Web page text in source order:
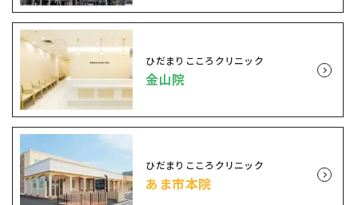
ひだまりこころクリニック
金山院
ひだまりこころクリニック
あま市本院